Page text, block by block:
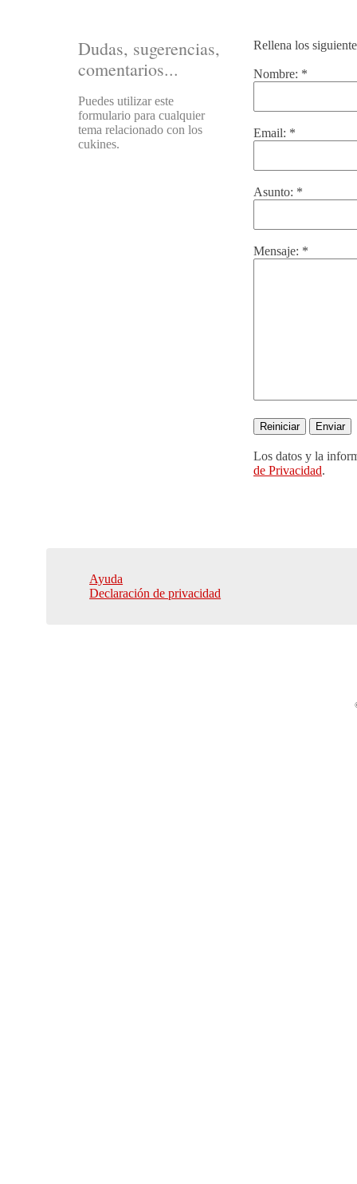
Dudas, sugerencias,
comentarios...
Puedes utilizar este
formulario para cualquier
tema relacionado con los
cukines.
Rellena los
Nombre: *
Email: *
Asunto: *
Mensaje: *
Los datos y la
de Privacidad.
Ayuda
Declaración de privacidad